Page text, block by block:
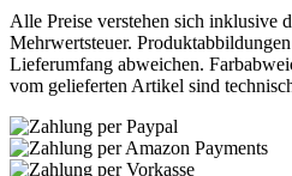
Alle Preise verstehen sich inklusive
Mehrwertsteuer.
Lieferumfang abweichen.
vom gelieferten Artikel sind